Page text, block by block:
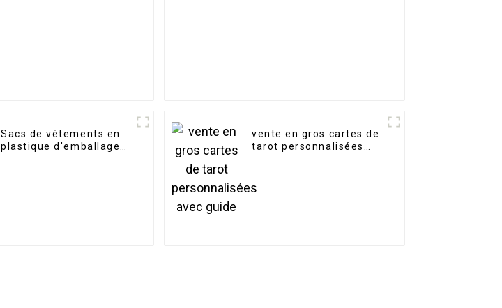
Sacs de vêtements en
plastique d'emballage
vente en gros cartes de
tarot personnalisées